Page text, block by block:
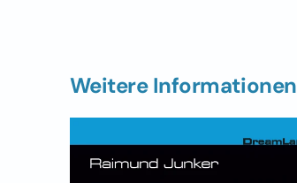
Weitere Informationen